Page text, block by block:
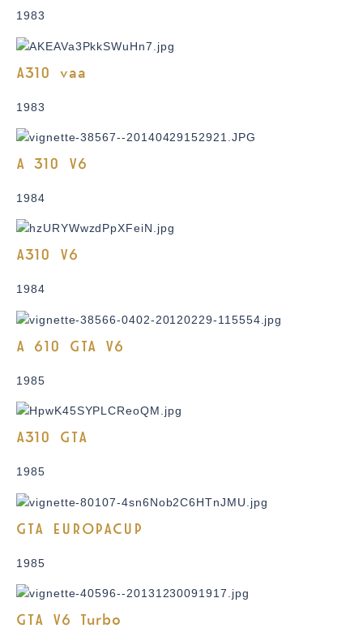
1983
A310 vaa
1983
A 310 V6
1984
A310 V6
1984
A 610 GTA V6
1985
A310 GTA
1985
GTA EUROPACUP
1985
GTA V6 Turbo